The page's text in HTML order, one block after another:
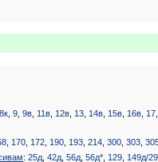
8к ,9 ,9в 11в 12в 13 14в 15в 16в 17
170 172 190 193 ,214 ,300 ,303 ,
:25д ,42д ,56д ,56д* 129 149д/